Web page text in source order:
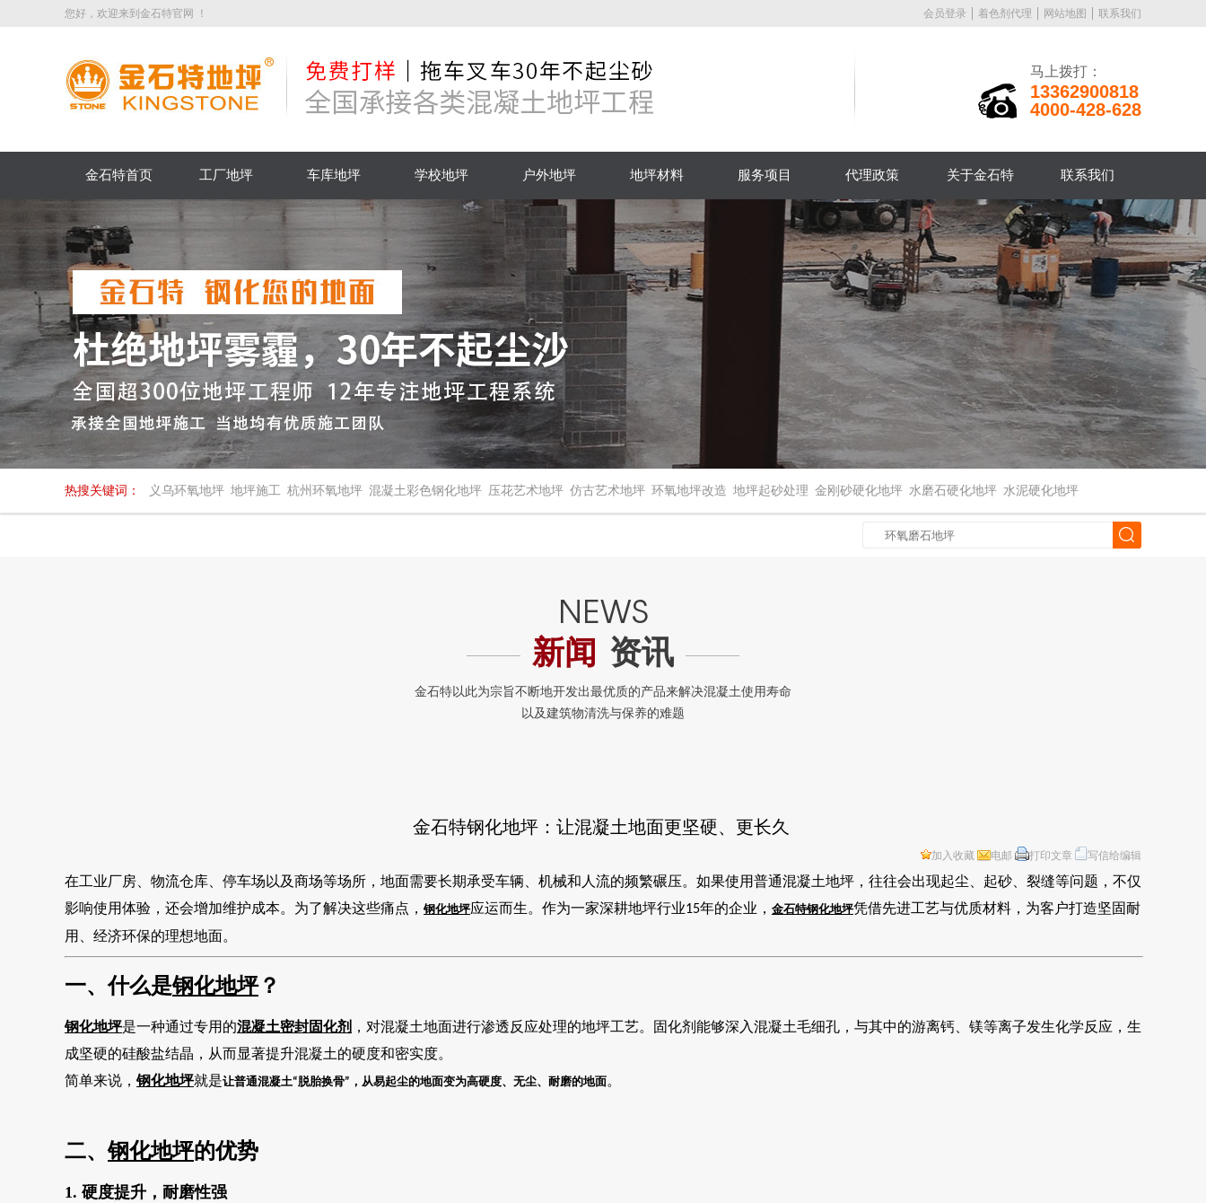
您好，欢迎来到金石特官网 ！ 会员登录 着色剂代理 网站地图 联系我们
马上拨打：
13362900818
4000-428-628
金石特首页 工厂地坪 车库地坪 学校地坪 户外地坪 地坪材料 服务项目 代理政策 关于金石特 联系我们
热搜关键词： 义乌环氧地坪 地坪施工 杭州环氧地坪 混凝土彩色钢化地坪 压花艺术地坪 仿古艺术地坪 环氧地坪改造 地坪起砂处理 金刚砂硬化地坪 水磨石硬化地坪 水泥硬化地坪
新闻 资讯
金石特钢化地坪：让混凝土地面更坚硬、更长久
加入收藏 电邮 打印文章 写信给编辑
在工业厂房、物流仓库、停车场以及商场等场所，地面需要长期承受车辆、机械和人流的频繁碾压。如果使用普通混凝土地坪，往往会出现起尘、起砂、裂缝等问题，不仅
影响使用体验，还会增加维护成本。为了解决这些痛点， 钢化地坪应运而生。作为一家深耕地坪行业15年的企业， 金石特钢化地坪凭借先进工艺与优质材料，为客户打造坚固耐
用、经济环保的理想地面。
一、什么是钢化地坪？
钢化地坪是一种通过专用的混凝土密封固化剂 ，对混凝土地面进行渗透反应处理的地坪工艺。固化剂能够深入混凝土毛细孔，与其中的游离钙、镁等离子发生化学反应，生
成坚硬的硅酸盐结晶，从而显著提升混凝土的硬度和密实度。
简单来说，钢化地坪就是让普通混凝土“脱胎换骨” ，从易起尘的地面变为高硬度、无尘、耐磨的地面。
二、钢化地坪的优势
1. 硬度提升，耐磨性强